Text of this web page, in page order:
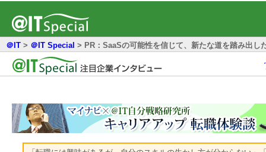
＠IT > ＠IT Special > PR：SaaSの可能性を信じて、新たな道を踏み出し